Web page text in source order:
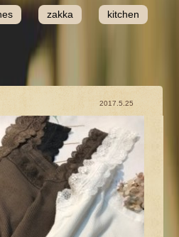
zakka kitchen
2017.5.25